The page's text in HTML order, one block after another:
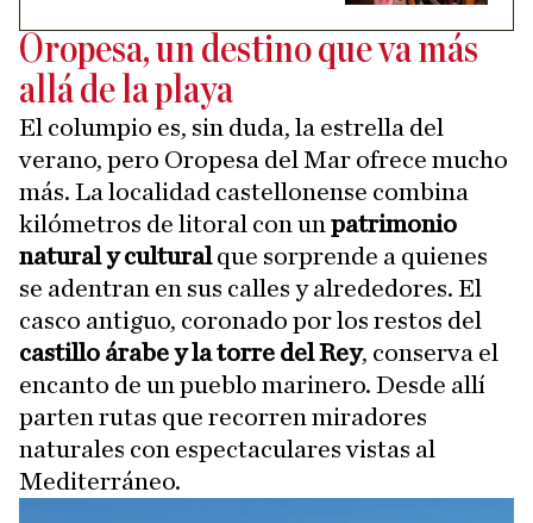
Oropesa, un destino que va más
allá de la playa
El columpio es, sin duda, la estrella del
verano, pero Oropesa del Mar ofrece mucho
más. La localidad castellonense combina
kilómetros de litoral con unpatrimonio
natural y culturalque sorprende a quienes
se adentran en sus calles y alrededores. El
casco antiguo, coronado por los restos del
castillo árabe y la torre del Rey, conserva el
encanto de un pueblo marinero. Desde allí
parten rutas que recorren miradores
naturales con espectaculares vistas al
Mediterráneo.